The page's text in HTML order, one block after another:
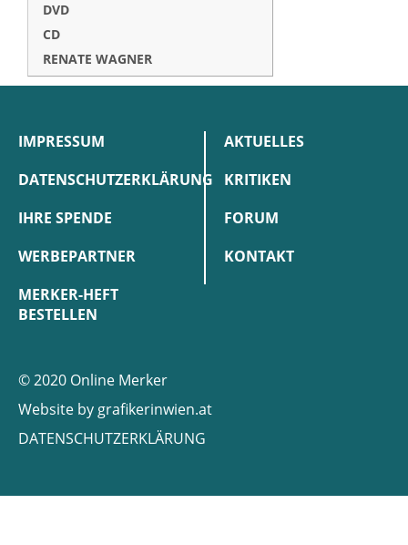
DVD
CD
RENATE WAGNER
IMPRESSUM
DATENSCHUTZERKLÄRUNG
IHRE SPENDE
WERBEPARTNER
MERKER-HEFT
BESTELLEN
AKTUELLES
KRITIKEN
FORUM
KONTAKT
© 2020 Online Merker
Website by grafikerinwien.at
DATENSCHUTZERKLÄRUNG